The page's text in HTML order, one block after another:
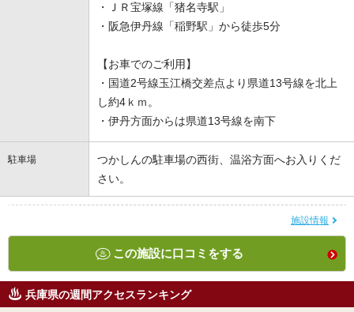
・ＪＲ宝塚線「猪名寺駅」
・阪急伊丹線「稲野駅」から徒歩5分
【お車でのご利用】
・国道2号線玉江橋交差点より県道13号線を北上
し約4ｋｍ。
・伊丹方面からは県道13号線を南下
駐車場
つかしんの駐車場の西街、温浴方面へお入りくだ
さい。
施設情報
この施設に口コミをする
兵庫県の週間アクセスランキング